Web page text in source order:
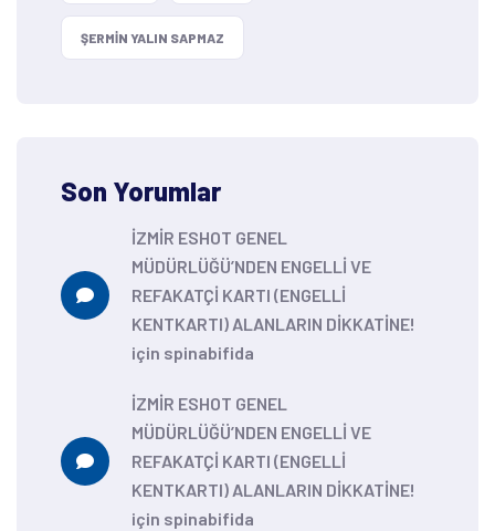
ŞERMIN YALIN SAPMAZ
Son Yorumlar
İZMİR ESHOT GENEL
MÜDÜRLÜĞÜ’NDEN ENGELLİ VE
REFAKATÇİ KARTI (ENGELLİ
KENTKARTI) ALANLARIN DİKKATİNE!
için spinabifida
İZMİR ESHOT GENEL
MÜDÜRLÜĞÜ’NDEN ENGELLİ VE
REFAKATÇİ KARTI (ENGELLİ
KENTKARTI) ALANLARIN DİKKATİNE!
için spinabifida